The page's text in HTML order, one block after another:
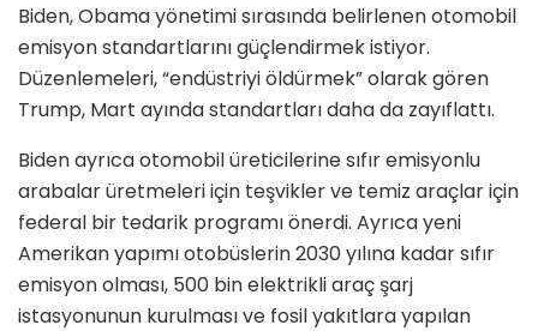
Biden, Obama yönetimi sırasında belirlenen otomobil
emisyon standartlarını güçlendirmek istiyor.
Düzenlemeleri, “endüstriyi öldürmek” olarak gören
Trump, Mart ayında standartları daha da zayıflattı.
Biden ayrıca otomobil üreticilerine sıfır emisyonlu
arabalar üretmeleri için teşvikler ve temiz araçlar için
federal bir tedarik programı önerdi. Ayrıca yeni
Amerikan yapımı otobüslerin 2030 yılına kadar sıfır
emisyon olması, 500 bin elektrikli araç şarj
istasyonunun kurulması ve fosil yakıtlara yapılan